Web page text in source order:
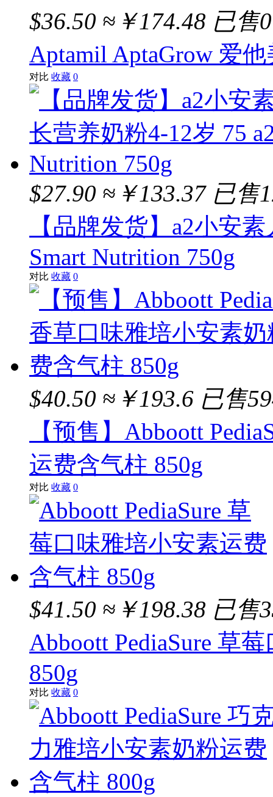
$36.50 ≈￥174.48 已售
Aptamil AptaGrow 爱
对比 收藏 0
$27.90 ≈￥133.37 已售
【品牌发货】a2小安
Smart Nutrition 750g
对比 收藏 0
$40.50 ≈￥193.6 已售
【预售】Abboott
运费含气柱 850g
对比 收藏 0
$41.50 ≈￥198.38 已售
Abboott PediaSure 草
850g
对比 收藏 0